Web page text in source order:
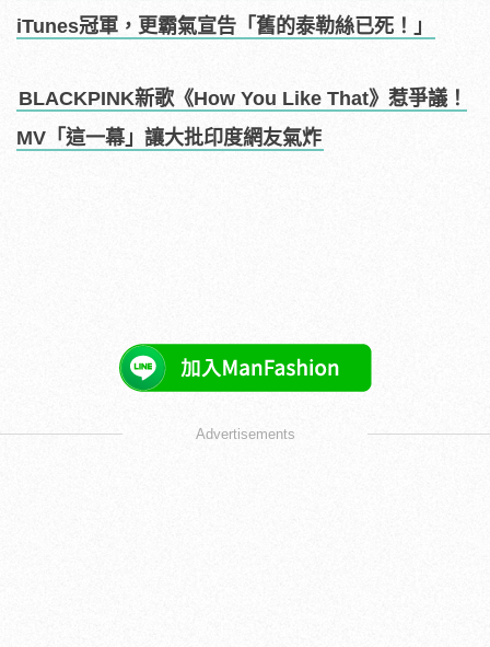
iTunes冠軍，更霸氣宣告「舊的泰勒絲已死！」
BLACKPINK新歌《How You Like That》惹爭議！
MV「這一幕」讓大批印度網友氣炸
Advertisements